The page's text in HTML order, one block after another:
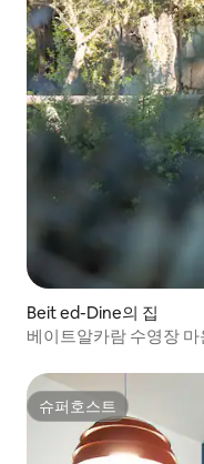
Beit ed-Dine의 집
베이트알카람 수영장
슈퍼호스트
슈퍼호스트